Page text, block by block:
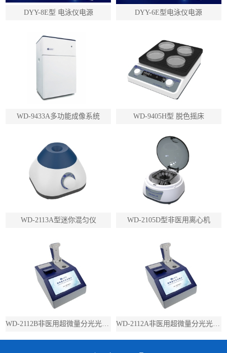
DYY-8E型 电泳仪电源 DYY-6E型电泳仪电源
WD-9433A多功能成像系统 WD-9405H型 脱色摇床
WD-2113A型迷你混匀仪 WD-2105D型非医用离心机
WD-2112B非医用超微量分光光度计（带荧光） WD-2112A非医用超微量分光光度计（不带荧光）